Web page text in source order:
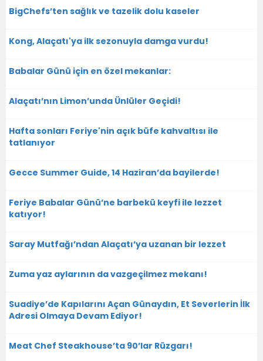
BigChefs’ten sağlık ve tazelik dolu kaseler
Kong, Alaçatı'ya ilk sezonuyla damga vurdu!
Babalar Günü için en özel mekanlar:
Alaçatı’nın Limon’unda Ünlüler Geçidi!
Hafta sonları Feriye'nin açık büfe kahvaltısı ile
tatlanıyor
Gecce Summer Guide, 14 Haziran’da bayilerde!
Feriye Babalar Günü’ne barbekü keyfi ile lezzet
katıyor!
Saray Mutfağı’ndan Alaçatı’ya uzanan bir lezzet
Zuma yaz aylarının da vazgeçilmez mekanı!
Suadiye’de Kapılarını Açan Günaydın, Et Severlerin İlk
Adresi Olmaya Devam Ediyor!
Meat Chef Steakhouse’ta 90’lar Rüzgarı!